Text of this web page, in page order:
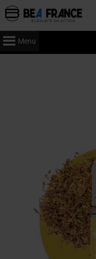
Menu